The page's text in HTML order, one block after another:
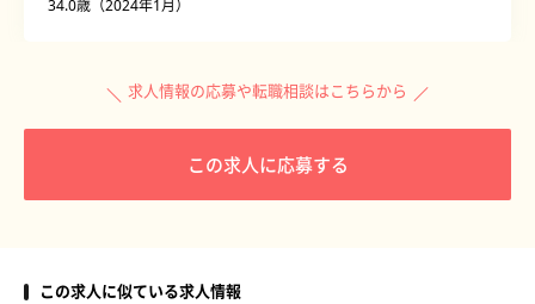
34.0歳（2024年1月）
求人情報の応募や転職相談はこちらから
この求人に応募する
この求人に似ている求人情報